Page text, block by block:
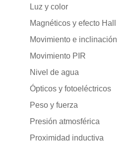
Luz y color
Magnéticos y efecto Hall
Movimiento e inclinación
Movimiento PIR
Nivel de agua
Ópticos y fotoeléctricos
Peso y fuerza
Presión atmosférica
Proximidad inductiva